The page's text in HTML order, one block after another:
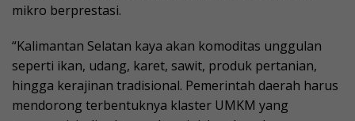
mikro berprestasi.
“Kalimantan Selatan kaya akan komoditas unggulan
seperti ikan, udang, karet, sawit, produk pertanian,
hingga kerajinan tradisional. Pemerintah daerah harus
mendorong terbentuknya klaster UMKM yang